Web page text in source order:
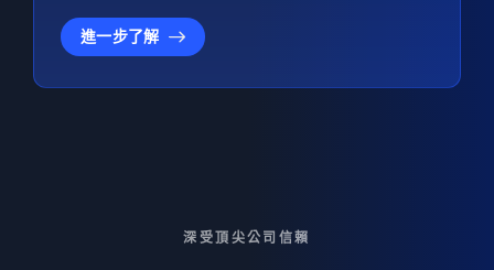
進一步了解
深受頂尖公司信賴